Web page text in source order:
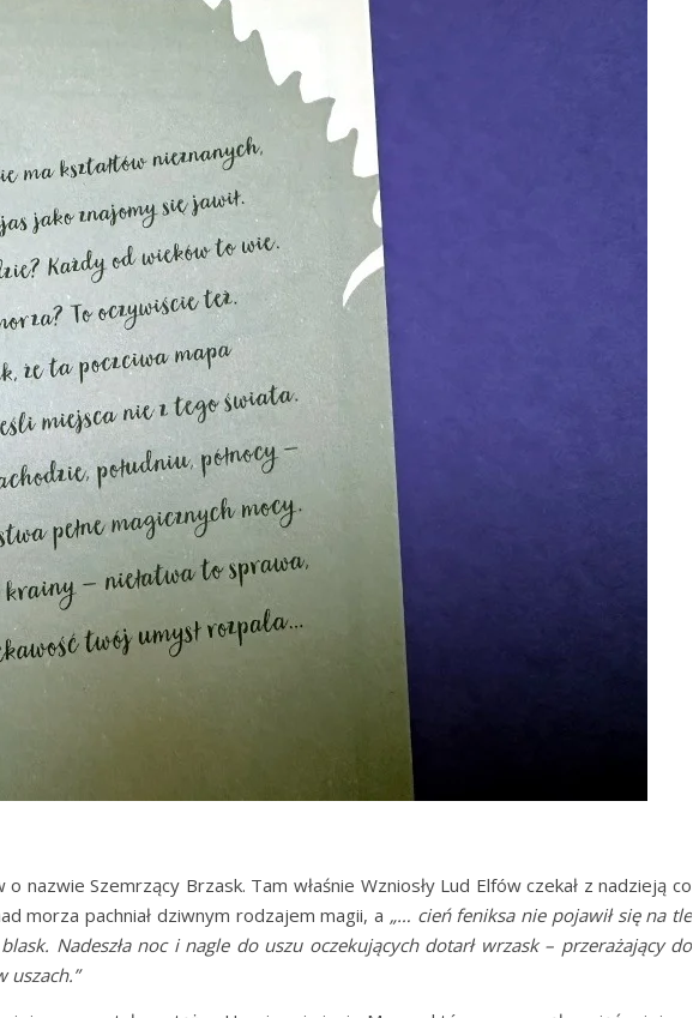
Szemrzący Brzask. Tam właśnie Wzniosły Lud Elfów czekał z nadzieją co
morza pachniał dziwnym rodzajem magii, a „… cień feniksa nie pojawił się na tle
Nadeszła noc i nagle do uszu oczekujących dotarł wrzask – przerażający do
uszach.”